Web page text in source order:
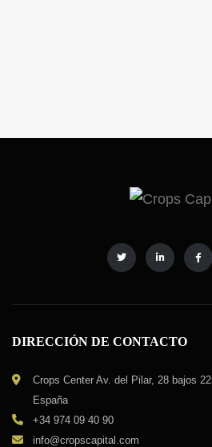
DIRECCIÓN DE CONTACTO
Crops Center Av. del Pilar, 28 bajos
España
+34 974 09 40 90
info@cropscapital.com